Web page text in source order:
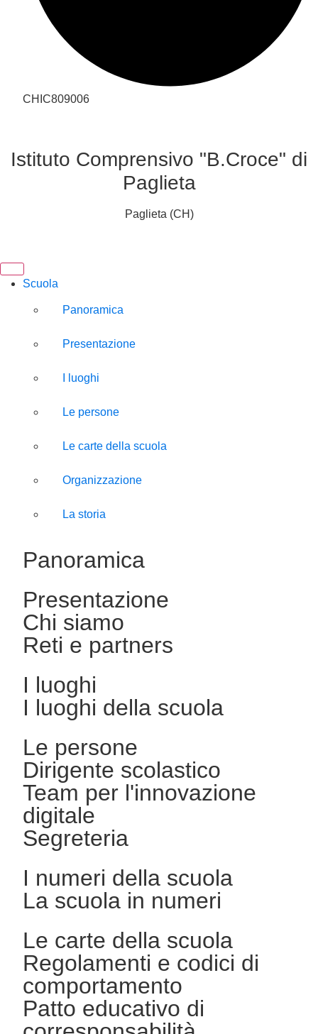
CHIC809006
Istituto Comprensivo "B.Croce" di
Paglieta
Paglieta (CH)
Scuola
Panoramica
Presentazione
I luoghi
Le persone
Le carte della scuola
Organizzazione
La storia
Panoramica
Presentazione
Chi siamo
Reti e partners
I luoghi
I luoghi della scuola
Le persone
Dirigente scolastico
Team per l'innovazione
digitale
Segreteria
I numeri della scuola
La scuola in numeri
Le carte della scuola
Regolamenti e codici di
comportamento
Patto educativo di